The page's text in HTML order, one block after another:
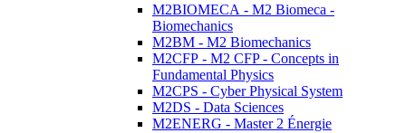
M2BIOMECA - M2 Biomeca -
Biomechanics
M2BM - M2 Biomechanics
M2CFP - M2 CFP - Concepts in
Fundamental Physics
M2CPS - Cyber Physical System
M2DS - Data Sciences
M2ENERG - Master 2 Énergie